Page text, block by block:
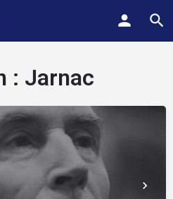
: Jarnac